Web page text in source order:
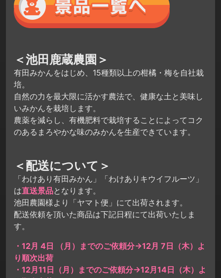
＜池田鹿蔵農園＞
有田みかんをはじめ、15種類以上の柑橘・梅を自社栽
培。
自然の力を最大限に活かす農法で、健康な土と美味し
いみかんを栽培します。
農薬を減らし、有機肥料で栽培することによってコク
のあるまろやかな味のみかんを生産できています。
＜配送について＞
「わけあり有田みかん」「わけありキウイフルーツ」
は直送景品となります。
池田農園様より「ヤマト便」にて出荷されます。
配送依頼を頂いた商品は下記日程にて出荷いたしま
す。
・12月 4日 （月）までのご依頼分→12月 7日（木）よ
り順次出荷
・12月11日（月）までのご依頼分→12月14日（木）よ